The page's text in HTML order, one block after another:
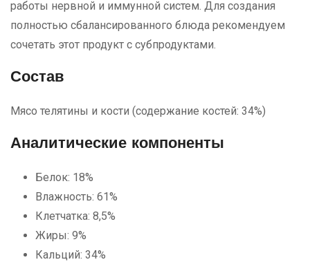
работы нервной и иммунной систем. Для создания
полностью сбалансированного блюда рекомендуем
сочетать этот продукт с субпродуктами.
Состав
Мясо телятины и кости (содержание костей: 34%)
Аналитические компоненты
Белок: 18%
Влажность: 61%
Клетчатка: 8,5%
Жиры: 9%
Кальций: 34%